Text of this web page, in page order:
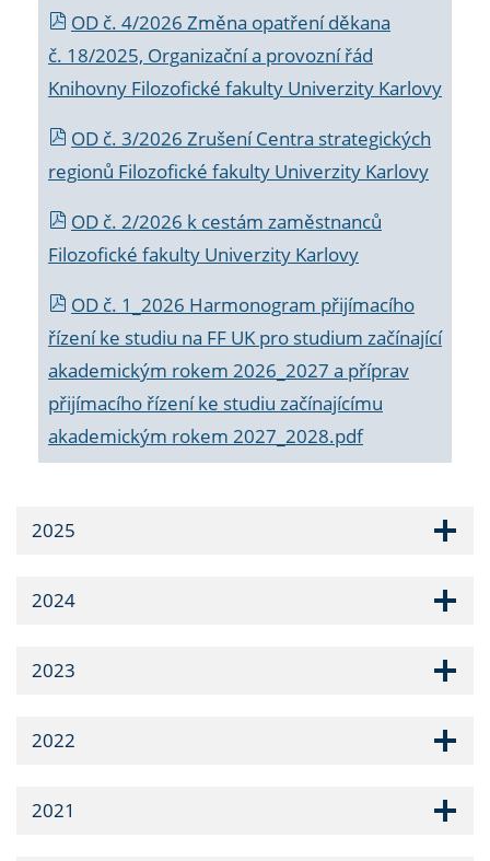
OD č. 4/2026 Změna opatření děkana
č. 18/2025, Organizační a provozní řád
Knihovny Filozofické fakulty Univerzity Karlovy
OD č. 3/2026 Zrušení Centra strategických
regionů Filozofické fakulty Univerzity Karlovy
OD č. 2/2026 k cestám zaměstnanců
Filozofické fakulty Univerzity Karlovy
OD č. 1_2026 Harmonogram přijímacího
řízení ke studiu na FF UK pro studium začínající
akademickým rokem 2026_2027 a příprav
přijímacího řízení ke studiu začínajícímu
akademickým rokem 2027_2028.pdf
2025
2024
2023
2022
2021